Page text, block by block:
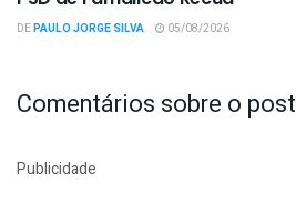
DEPAULO JORGE SILVA 05/08/2026
Comentários sobre o post
Publicidade